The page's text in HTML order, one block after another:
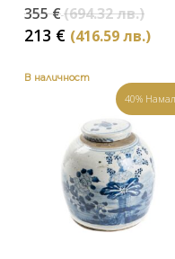
355€(694.32 лв.)
price
лв.).
213 € (416.59 лв.)
В наличност
40%